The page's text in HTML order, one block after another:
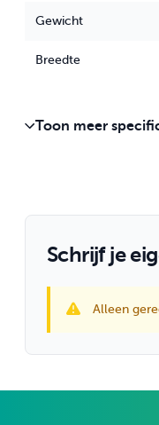
Gewicht
Breedte
Toon meer
Schrijf je
Alleen